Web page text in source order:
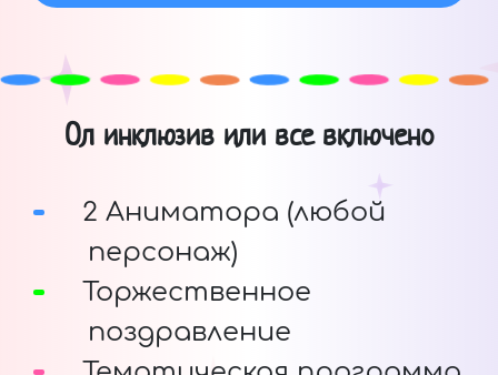
Ол инклюзив или все включено
2 Аниматора (любой
персонаж)
Торжественное
поздравление